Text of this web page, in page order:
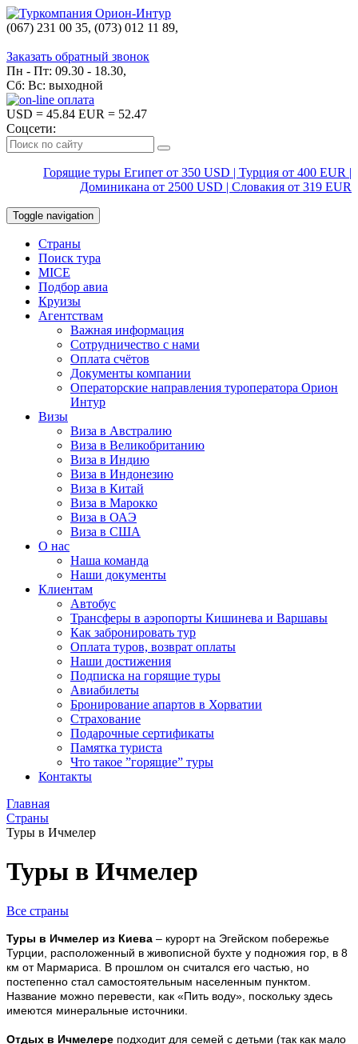
(067) 231 00 35, (073) 012 11 89,
Заказать обратный звонок
Пн - Пт: 09.30 - 18.30,
Сб: Вс: выходной
USD = 45.84 EUR = 52.47
Соцсети:
Горящие туры Египет от 350 USD | Турция от 400 EUR |
Доминикана от 2500 USD | Словакия от 319 EUR
Toggle navigation
Страны
Поиск тура
MICE
Подбор авиа
Круизы
Агентствам
Важная информация
Сотрудничество с нами
Оплата счётов
Документы компании
Операторские направления туроператора Орион
Интур
Визы
Виза в Австралию
Виза в Великобританию
Виза в Индию
Виза в Индонезию
Виза в Китай
Виза в Марокко
Виза в ОАЭ
Виза в США
О нас
Наша команда
Наши документы
Клиентам
Автобус
Трансферы в аэропорты Кишинева и Варшавы
Как забронировать тур
Оплата туров, возврат оплаты
Наши достижения
Подписка на горящие туры
Авиабилеты
Бронирование апартов в Хорватии
Страхование
Подарочные сертификаты
Памятка туриста
Что такое ”горящие” туры
Контакты
Главная
Страны
Туры в Ичмелер
Туры в Ичмелер
Все страны
Туры в Ичмелер из Киева – курорт на Эгейском побережье
Турции, расположенный в живописной бухте у подножия гор, в 8
км от Мармариса. В прошлом он считался его частью, но
постепенно стал самостоятельным населенным пунктом.
Название можно перевести, как «Пить воду», поскольку здесь
имеются минеральные источники.
Отдых в Ичмелере подходит для семей с детьми (так как мало